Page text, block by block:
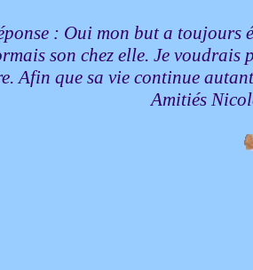
: Oui mon but a toujours
son chez elle. Je
Afin que sa vie continue
Amitiés